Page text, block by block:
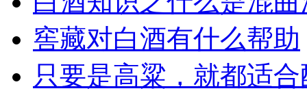
窖藏对白酒有什么帮助
只要是高粱，就都适